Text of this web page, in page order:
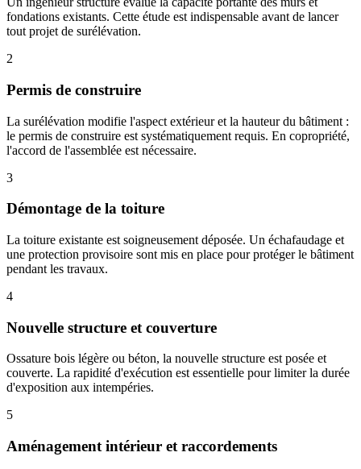
fondations existants. Cette étude est indispensable avant de lancer
tout projet de surélévation.
2
Permis de construire
La surélévation modifie l'aspect extérieur et la hauteur du bâtiment :
le permis de construire est systématiquement requis. En copropriété,
l'accord de l'assemblée est nécessaire.
3
Démontage de la toiture
La toiture existante est soigneusement déposée. Un échafaudage et
une protection provisoire sont mis en place pour protéger le bâtiment
pendant les travaux.
4
Nouvelle structure et couverture
Ossature bois légère ou béton, la nouvelle structure est posée et
couverte. La rapidité d'exécution est essentielle pour limiter la durée
d'exposition aux intempéries.
5
Aménagement intérieur et raccordements